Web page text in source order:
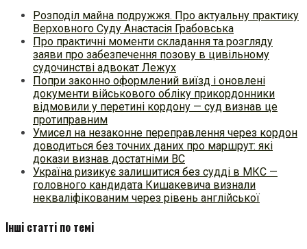
Розподіл майна подружжя. Про актуальну практику
Верховного Суду Анастасія Грабовська
Про практичні моменти складання та розгляду
заяви про забезпечення позову в цивільному
судочинстві адвокат Лежух
Попри законно оформлений виїзд і оновлені
документи військового обліку прикордонники
відмовили у перетині кордону — суд визнав це
протиправним
Умисел на незаконне переправлення через кордон
доводиться без точних даних про маршрут: які
докази визнав достатніми ВС
Україна ризикує залишитися без судді в МКС —
головного кандидата Кишакевича визнали
некваліфікованим через рівень англійської
Інші статті по темі